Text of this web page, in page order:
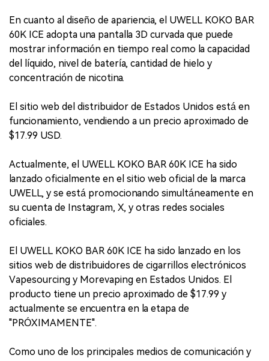
En cuanto al diseño de apariencia, el UWELL KOKO BAR
60K ICE adopta una pantalla 3D curvada que puede
mostrar información en tiempo real como la capacidad
del líquido, nivel de batería, cantidad de hielo y
concentración de nicotina.
El sitio web del distribuidor de Estados Unidos está en
funcionamiento, vendiendo a un precio aproximado de
$17.99 USD.
Actualmente, el UWELL KOKO BAR 60K ICE ha sido
lanzado oficialmente en el sitio web oficial de la marca
UWELL, y se está promocionando simultáneamente en
su cuenta de Instagram, X, y otras redes sociales
oficiales.
El UWELL KOKO BAR 60K ICE ha sido lanzado en los
sitios web de distribuidores de cigarrillos electrónicos
Vapesourcing y Morevaping en Estados Unidos. El
producto tiene un precio aproximado de $17.99 y
actualmente se encuentra en la etapa de
"PRÓXIMAMENTE".
Como uno de los principales medios de comunicación y